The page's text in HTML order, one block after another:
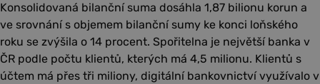
Konsolidovaná bilanční suma dosáhla 1,87 bilionu korun a
ve srovnání s objemem bilanční sumy ke konci loňského
roku se zvýšila o 14 procent. Spořitelna je největší banka v
ČR podle počtu klientů, kterých má 4,5 milionu. Klientů s
účtem má přes tři miliony, digitální bankovnictví využívalo v